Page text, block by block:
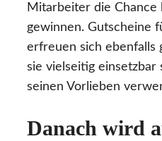
Mitarbeiter die Chance
gewinnen. Gutscheine
erfreuen sich ebenfalls
sie vielseitig einsetzbar
seinen Vorlieben
Danach wird